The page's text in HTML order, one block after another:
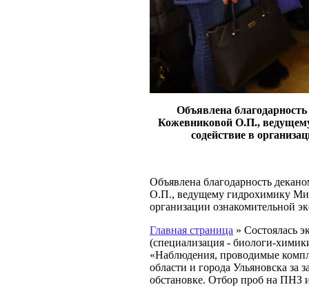
Объявлена
Кожевниковой О.П.,
содействие в
Объявлена благодарность
О.П., ведущему гидрохимику
организации ознакомительной
Главная страница » Состоялась
(специализация - биологи-
«Наблюдения, проводимые
области и города Ульяновска за
обстановке. Отбор проб на ПНЗ